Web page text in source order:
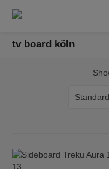
tv board köln